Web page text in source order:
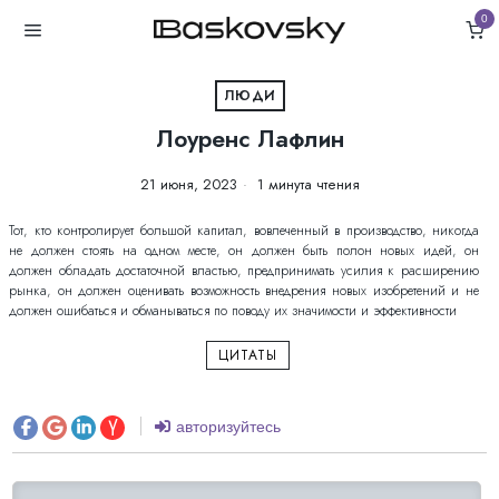
0
ЛЮДИ
Лоуренс Лафлин
21 июня, 2023 1 минута чтения
Тот, кто контролирует большой капитал, вовлеченный в производство, никогда
не должен стоять на одном месте, он должен быть полон новых идей, он
должен обладать достаточной властью, предпринимать усилия к расширению
рынка, он должен оценивать возможность внедрения новых изобретений и не
должен ошибаться и обманываться по поводу их значимости и эффективности
ЦИТАТЫ
авторизуйтесь